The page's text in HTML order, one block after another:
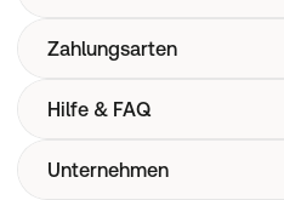
Zahlungsarten
Hilfe & FAQ
FAQ
Unternehmen